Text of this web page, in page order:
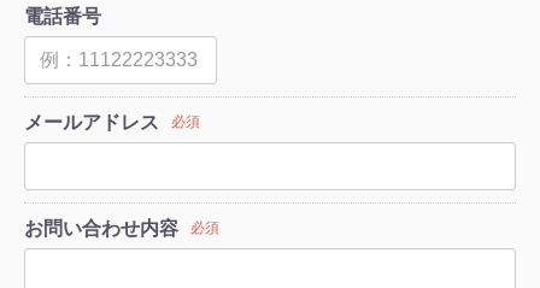
電話番号
メールアドレス 必須
お問い合わせ内容 必須